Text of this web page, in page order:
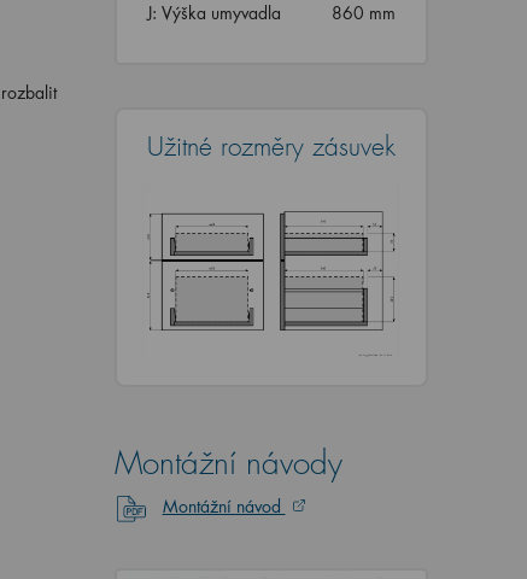
J: Výška umyvadla
860 mm
Užitné rozměry zásuvek
Montážní návody
Montážní návod